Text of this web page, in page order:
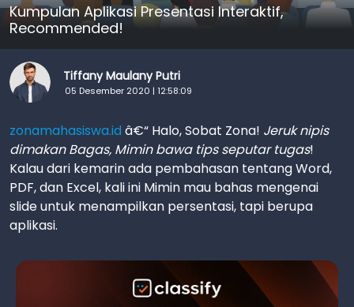
Kumpulan Aplikasi Presentasi Interaktif,
Recommended!
Tiffany Maulany Putri
05 Desember 2020 | 12:58:09
zonamahasiswa.id â€“ Halo, Sobat Zona! Jeruk nipis
dimakan Bagas, Mimin bawa tips seputar tugas!
Kalau dari kemarin ada pembahasan tentang Word,
PDF, dan Excel, kali ini Mimin mau bahas mengenai
slide untuk menampilkan persentasi, tapi berupa
aplikasi.